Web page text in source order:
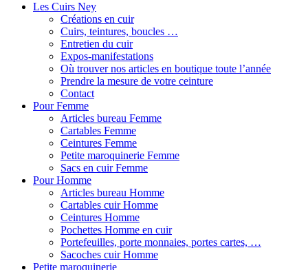
Les Cuirs Ney
Créations en cuir
Cuirs, teintures, boucles …
Entretien du cuir
Expos-manifestations
Où trouver nos articles en boutique toute l’année
Prendre la mesure de votre ceinture
Contact
Pour Femme
Articles bureau Femme
Cartables Femme
Ceintures Femme
Petite maroquinerie Femme
Sacs en cuir Femme
Pour Homme
Articles bureau Homme
Cartables cuir Homme
Ceintures Homme
Pochettes Homme en cuir
Portefeuilles, porte monnaies, portes cartes, …
Sacoches cuir Homme
Petite maroquinerie